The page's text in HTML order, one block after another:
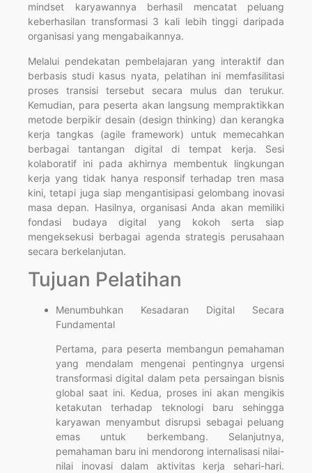
mindset karyawannya berhasil mencatat peluang
keberhasilan transformasi 3 kali lebih tinggi daripada
organisasi yang mengabaikannya.
Melalui pendekatan pembelajaran yang interaktif dan
berbasis studi kasus nyata, pelatihan ini memfasilitasi
proses transisi tersebut secara mulus dan terukur.
Kemudian, para peserta akan langsung mempraktikkan
metode berpikir desain (design thinking) dan kerangka
kerja tangkas (agile framework) untuk memecahkan
berbagai tantangan digital di tempat kerja. Sesi
kolaboratif ini pada akhirnya membentuk lingkungan
kerja yang tidak hanya responsif terhadap tren masa
kini, tetapi juga siap mengantisipasi gelombang inovasi
masa depan. Hasilnya, organisasi Anda akan memiliki
fondasi budaya digital yang kokoh serta siap
mengeksekusi berbagai agenda strategis perusahaan
secara berkelanjutan.
Tujuan Pelatihan
Menumbuhkan Kesadaran Digital Secara
Fundamental
Pertama, para peserta membangun pemahaman
yang mendalam mengenai pentingnya urgensi
transformasi digital dalam peta persaingan bisnis
global saat ini. Kedua, proses ini akan mengikis
ketakutan terhadap teknologi baru sehingga
karyawan menyambut disrupsi sebagai peluang
emas untuk berkembang. Selanjutnya,
pemahaman baru ini mendorong internalisasi nilai-
nilai inovasi dalam aktivitas kerja sehari-hari.